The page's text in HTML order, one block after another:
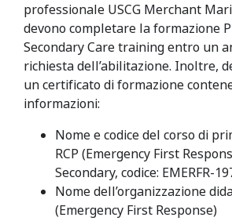
professionale USCG Merchant
devono completare la formazione
Secondary Care training entro un
richiesta dell’abilitazione. Inoltre,
un certificato di formazione
informazioni:
Nome e codice del corso di
RCP (Emergency First
Secondary, codice: EMERFR-
Nome dell’organizzazione
(Emergency First Response)